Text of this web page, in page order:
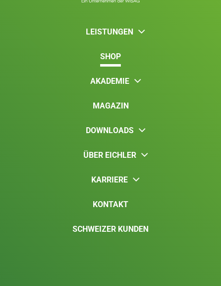
LEISTUNGEN
SHOP
AKADEMIE
MAGAZIN
DOWNLOADS
ÜBER EICHLER
KARRIERE
KONTAKT
SCHWEIZER KUNDEN